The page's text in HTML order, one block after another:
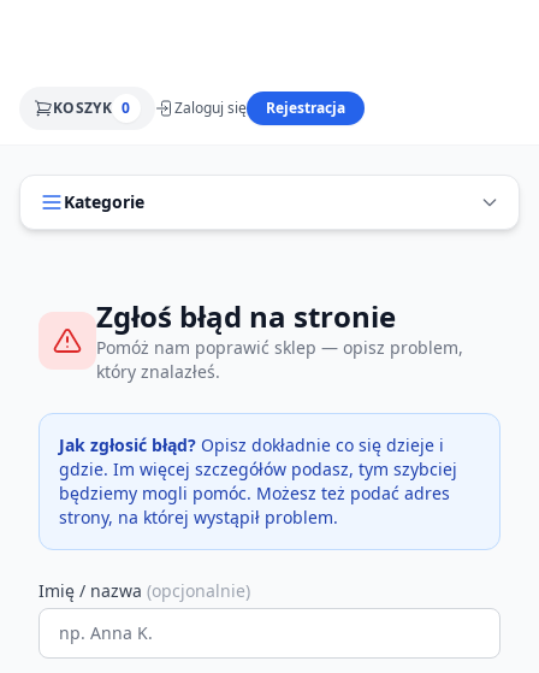
KOSZYK 0 Zaloguj się Rejestracja
Kategorie
Zgłoś błąd na stronie
Pomóż nam poprawić sklep — opisz problem,
który znalazłeś.
Jak zgłosić błąd? Opisz dokładnie co się dzieje i
gdzie. Im więcej szczegółów podasz, tym szybciej
będziemy mogli pomóc. Możesz też podać adres
strony, na której wystąpił problem.
Imię / nazwa (opcjonalnie)